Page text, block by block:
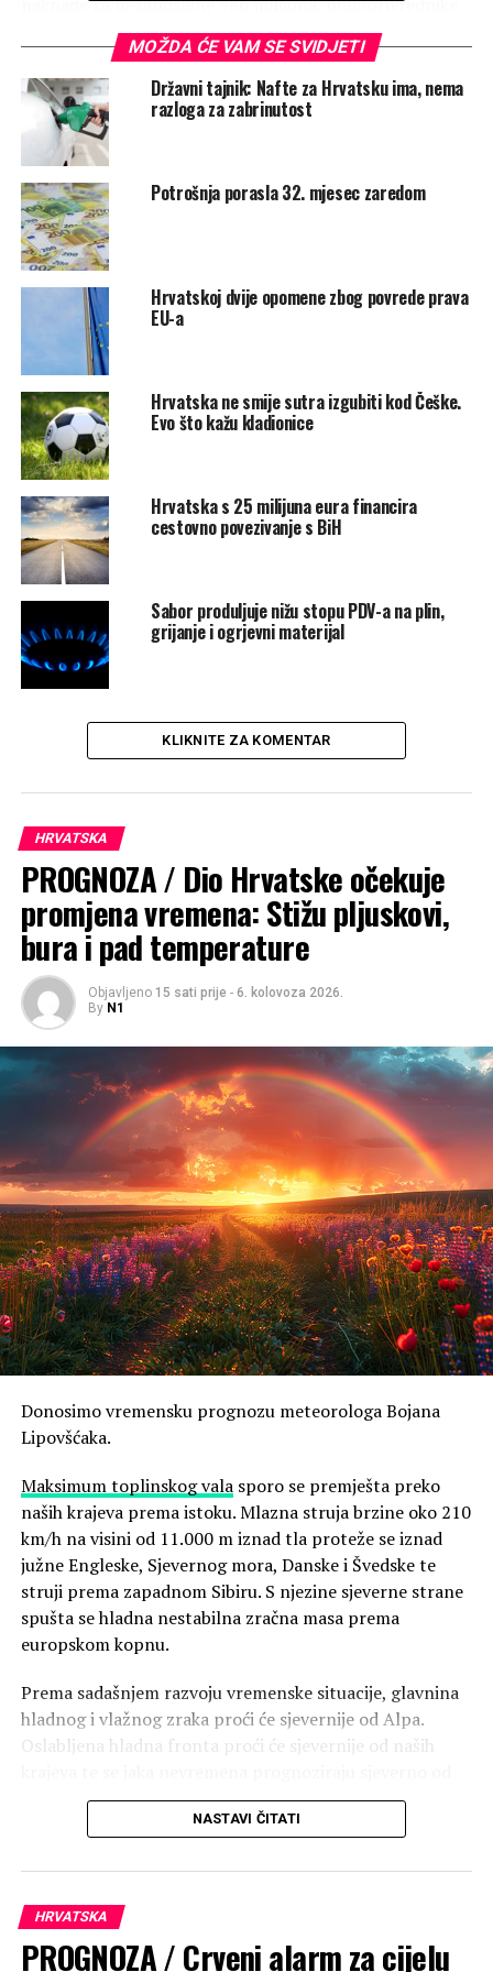
600 milijuna, 300 milijuna za elementarne nepogode i
170 milijuna za referendum, izjavila je premijerka
Jadranka Kosor na današnjoj sjednici Vlade te rekla da su
imali vrlo malu potporu, posebno na političkoj razini.
Proračun u sljedećoj godini Vlada planira napuniti s
prihodima od 108 milijardi kuna, dok će rashodi ostati na
ovogodišnjoj razini od 122 milijarde kuna. Proračunski
deficit planira se na razini od 4,1 posto BDP-a, u 2012.
godini 2,8 posto, a godinu poslije 1,5 posto BDP-a.
Temelji su to fiskalnih projekcija koje je predložila Vlada
na sjednici. Ove godine deficit je 4,2 posto BDP-a.
Sljedeće godine planira se ostvariti rast gospodarstva od
1,5 posto, nakon što ova godina završi u minusu. Već
2012. godine rast bi mogao biti dva posto, a godinu
poslije 2,5 posto. Takvi su, naime, optimistični planovi
hrvatske Vlade.
Ministar financija Ivan Šuker je rekao da moramo vratiti
optimizam koji je jedini način za rast, a novo zaduženje
države od 750 milijuna eura na domaćem tržištu je
objasnio da to “zapravo nije zaduživanje, nego
refinanciranje”.
Submit Rating
No votes yet.
POVEZANE TEME :
Optičarima ukupno 38 godina zatvora
MOŽDA ĆE VAM SE SVIDJETI
Državni tajnik: Nafte za Hrvatsku ima, nema
razloga za zabrinutost
Potrošnja porasla 32. mjesec zaredom
Hrvatskoj dvije opomene zbog povrede prava
EU-a
Hrvatska ne smije sutra izgubiti kod Češke.
Evo što kažu kladionice
Hrvatska s 25 milijuna eura financira
cestovno povezivanje s BiH
Sabor produljuje nižu stopu PDV-a na plin,
grijanje i ogrjevni materijal
KLIKNITE ZA KOMENTAR
HRVATSKA
PROGNOZA / Dio Hrvatske očekuje
promjena vremena: Stižu pljuskovi,
bura i pad temperature
Objavljeno 15 sati prije - 6. kolovoza 2026.
By N1
Donosimo vremensku prognozu meteorologa Bojana
Lipovšćaka.
Maksimum toplinskog valasporo se premješta preko
naših krajeva prema istoku. Mlazna struja brzine oko 210
km/h na visini od 11.000 m iznad tla proteže se iznad
južne Engleske, Sjevernog mora, Danske i Švedske te
struji prema zapadnom Sibiru. S njezine sjeverne strane
spušta se hladna nestabilna zračna masa prema
europskom kopnu.
Prema sadašnjem razvoju vremenske situacije, glavnina
hladnog i vlažnog zraka proći će sjevernije od Alpa.
Oslabljena hladna fronta proći će sjevernije od naših
Alpa, nad Češkom, Poljskom i Slovačkom te nad
Panonskom nizinom na obroncima Karpata. Manja
vrata djelovati ovaj vikend na vrijeme u sjeverozapadnim
krajevima unutrašnjosti te na sjevernom Jadranu.
Prognoziramo pad temperature zraka za 5 do 8 °C, jake
grmljavinske pljuskove i udare vjetra. Na sjevernom
NASTAVI ČITATI
HRVATSKA
PROGNOZA / Crveni alarm za cijelu